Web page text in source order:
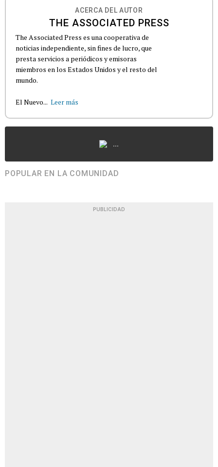
ACERCA DEL AUTOR
THE ASSOCIATED PRESS
The Associated Press es una cooperativa de
noticias independiente, sin fines de lucro, que
presta servicios a periódicos y emisoras
miembros en los Estados Unidos y el resto del
mundo.
El Nuevo... Leer más
...
POPULAR EN LA COMUNIDAD
PUBLICIDAD